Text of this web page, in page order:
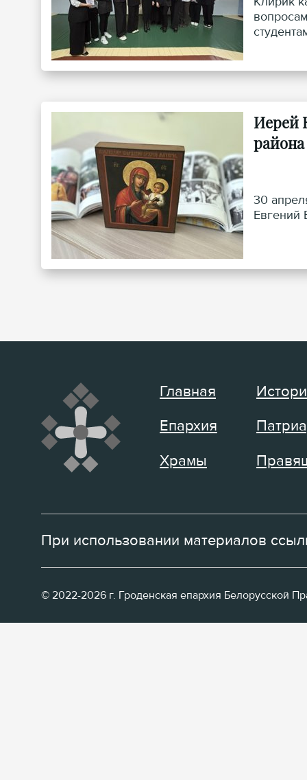
Иерей
30
Евгений
Главная
Епархия
Храмы
При использовании материалов
© 2022-2026 г. Гроденская епархия Белорусской